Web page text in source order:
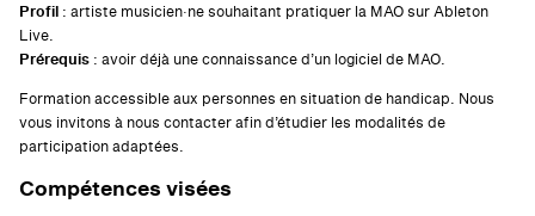
Profil: artiste musicien·ne souhaitant pratiquer la MAO sur Ableton
Live.
Prérequis: avoir déjà une connaissance d’un logiciel de MAO.
Formation accessible aux personnes en situation de handicap. Nous
vous invitons à nous contacter afin d’étudier les modalités de
participation adaptées.
Compétences visées